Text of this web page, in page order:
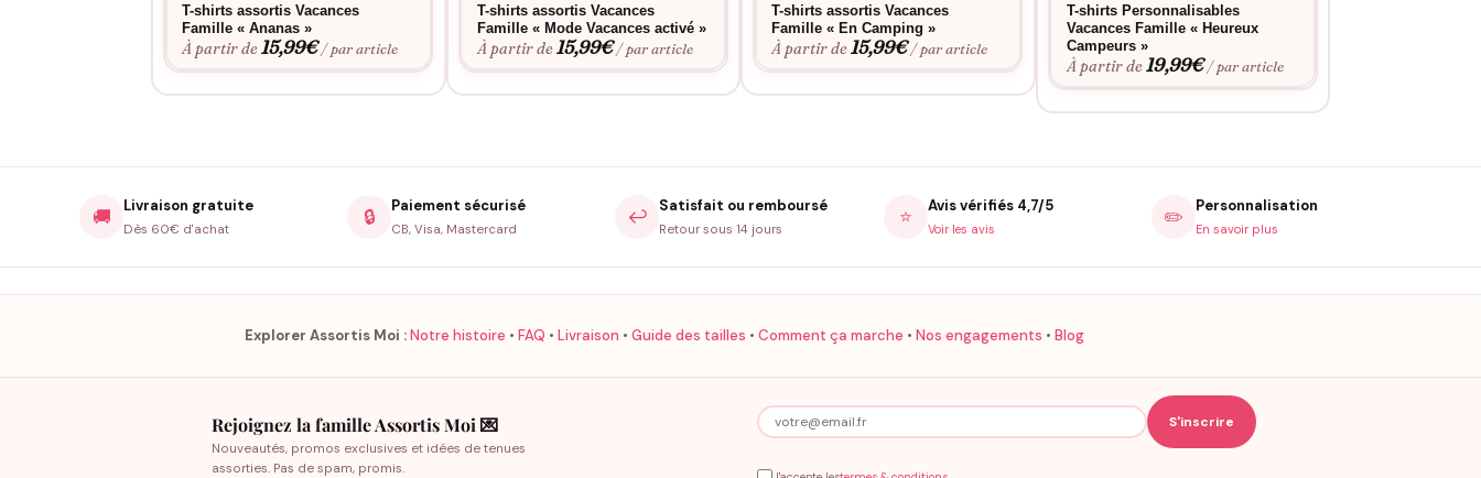
T-shirts assortis Vacances
Famille « Ananas »
À partir de15,99€ / par article
T-shirts assortis Vacances
Famille « Mode Vacances activé »
À partir de15,99€ / par article
T-shirts assortis Vacances
Famille « En Camping »
À partir de15,99€ / par article
T-shirts Personnalisables
Vacances Famille « Heureux
Campeurs »
À partir de19,99€ / par article
🚚 Livraison gratuite
Dès 60€ d'achat
🔒 Paiement sécurisé
CB, Visa, Mastercard
↩️ Satisfait ou remboursé
Retour sous 14 jours
⭐ Avis vérifiés 4,7/5
Voir les avis ✏️ Personnalisation
En savoir plus
Explorer Assortis Moi :Notre histoire • FAQ • Livraison • Guide des tailles • Comment ça marche • Nos engagements • Blog
Rejoignez la famille Assortis Moi 💌
Nouveautés, promos exclusives et idées de tenues
assorties. Pas de spam, promis.